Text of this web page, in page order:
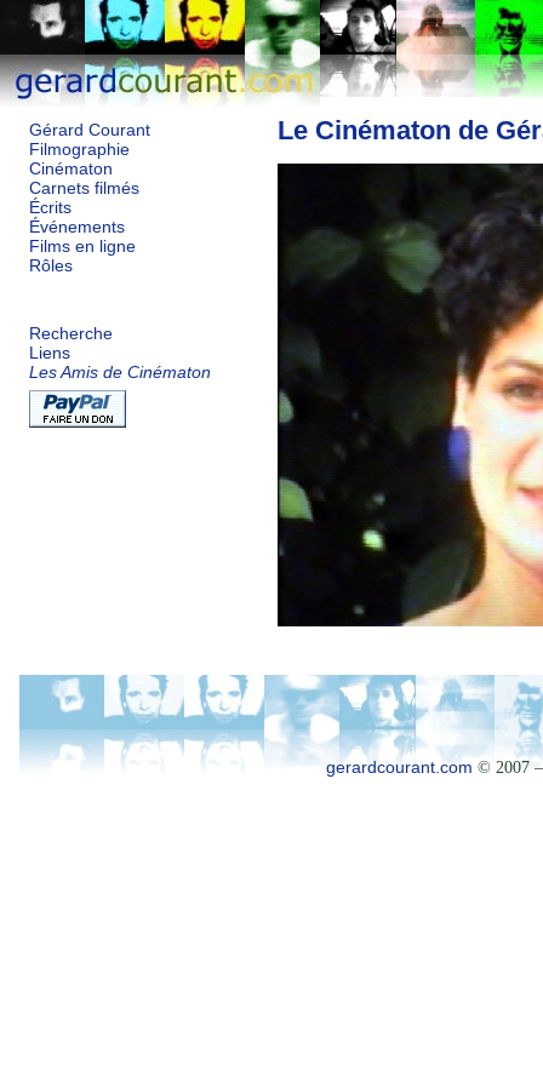
Gérard Courant
Filmographie
Cinématon
Carnets filmés
Écrits
Événements
Films en ligne
Rôles
Recherche
Liens
Les Amis de Cinématon
Le Cinématon de
gerardcourant.com © 2007